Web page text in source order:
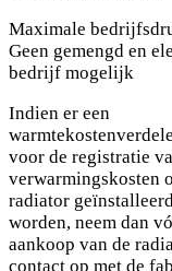
Maximale
Geen gemengd en
bedrijf mogelijk
Indien er een
voor de registratie
verwarmingskosten
radiator
worden, neem dan
aankoop van de
contact op met de